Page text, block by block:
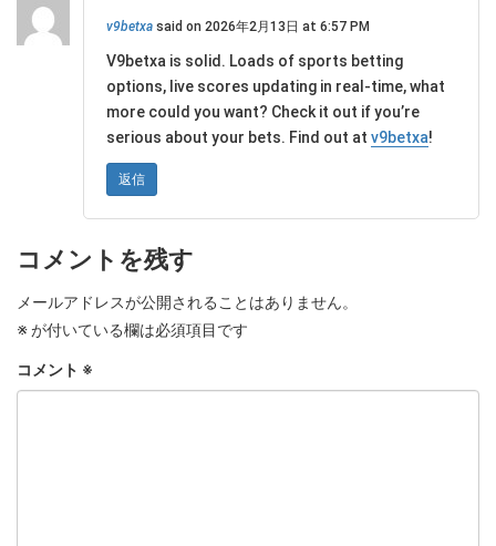
v9betxa said on 2026年2月13日 at 6:57 PM
V9betxa is solid. Loads of sports betting
options, live scores updating in real-time, what
more could you want? Check it out if you’re
serious about your bets. Find out at v9betxa!
返信
コメントを残す
メールアドレスが公開されることはありません。
※が付いている欄は必須項目です
コメント ※